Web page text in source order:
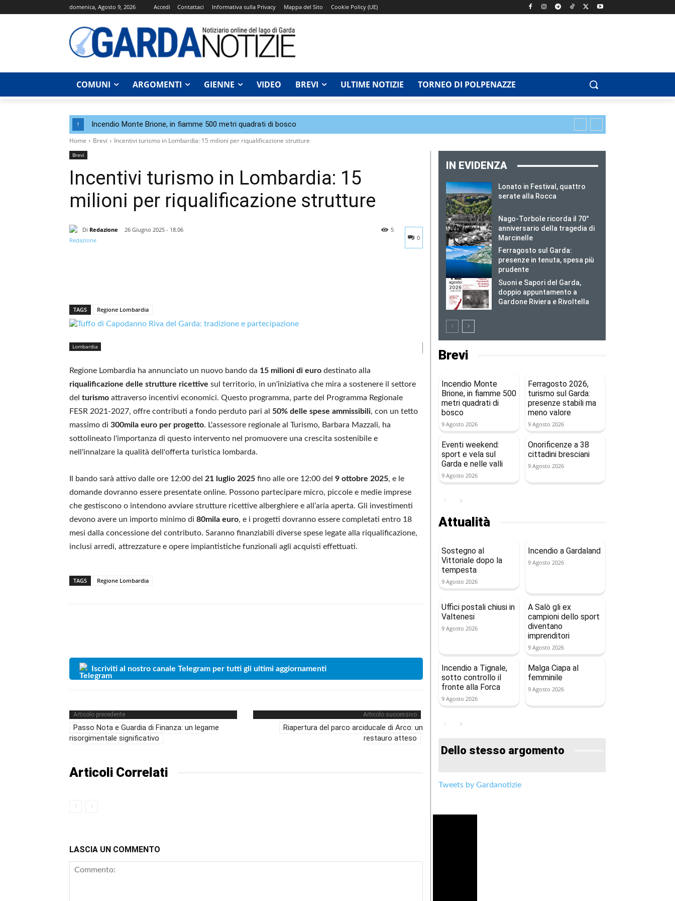
domenica, Agosto 9, 2026 Accedi Contattaci Informativa sulla Privacy Mappa del Sito Cookie Policy (UE)
COMUNI ARGOMENTI GIENNE VIDEO BREVI ULTIME NOTIZIE TORNEO DI POLPENAZZE
! Incendio Monte Brione, in fiamme 500 metri quadrati di bosco
Home Brevi Incentivi turismo in Lombardia: 15 milioni per riqualificazione strutture
Brevi
Incentivi turismo in Lombardia: 15
milioni per riqualificazione strutture
Di Redazione
26 Giugno 2025 - 18.06
0
5
TAGS Regione Lombardia
Lombardia
Regione Lombardia ha annunciato un nuovo bando da 15 milioni di euro destinato alla
riqualificazione delle strutture ricettive sul territorio, in un'iniziativa che mira a sostenere il settore
del turismo attraverso incentivi economici. Questo programma, parte del Programma Regionale
FESR 2021-2027, offre contributi a fondo perduto pari al 50% delle spese ammissibili, con un tetto
massimo di 300mila euro per progetto. L'assessore regionale al Turismo, Barbara Mazzali, ha
sottolineato l'importanza di questo intervento nel promuovere una crescita sostenibile e
nell'innalzare la qualità dell'offerta turistica lombarda.
Il bando sarà attivo dalle ore 12:00 del 21 luglio 2025 fino alle ore 12:00 del 9 ottobre 2025, e le
domande dovranno essere presentate online. Possono partecipare micro, piccole e medie imprese
che gestiscono o intendono avviare strutture ricettive alberghiere e all’aria aperta. Gli investimenti
devono avere un importo minimo di 80mila euro, e i progetti dovranno essere completati entro 18
mesi dalla concessione del contributo. Saranno finanziabili diverse spese legate alla riqualificazione,
inclusi arredi, attrezzature e opere impiantistiche funzionali agli acquisti effettuati.
TAGS Regione Lombardia
Iscriviti al nostro canale Telegram per tutti gli ultimi aggiornamenti
Articolo precedente
Passo Nota e Guardia di Finanza: un legame
risorgimentale significativo
Articolo successivo
Riapertura del parco arciducale di Arco: un
restauro atteso
Articoli Correlati
LASCIA UN COMMENTO
IN EVIDENZA
Lonato in Festival, quattro
serate alla Rocca
Nago-Torbole ricorda il 70°
anniversario della tragedia di
Marcinelle
Ferragosto sul Garda:
presenze in tenuta, spesa più
prudente
Suoni e Sapori del Garda,
doppio appuntamento a
Gardone Riviera e Rivoltella
Brevi
Incendio Monte
Brione, in fiamme 500
metri quadrati di
bosco
9 Agosto 2026
Ferragosto 2026,
turismo sul Garda:
presenze stabili ma
meno valore
9 Agosto 2026
Eventi weekend:
sport e vela sul
Garda e nelle valli
9 Agosto 2026
Onorificenze a 38
cittadini bresciani
9 Agosto 2026
Attualità
Sostegno al
Vittoriale dopo la
tempesta
9 Agosto 2026
Incendio a Gardaland
9 Agosto 2026
Uffici postali chiusi in
Valtenesi
9 Agosto 2026
A Salò gli ex
campioni dello sport
diventano
imprenditori
9 Agosto 2026
Incendio a Tignale,
sotto controllo il
fronte alla Forca
9 Agosto 2026
Malga Ciapa al
femminile
9 Agosto 2026
Dello stesso argomento
Tweets by Gardanotizie